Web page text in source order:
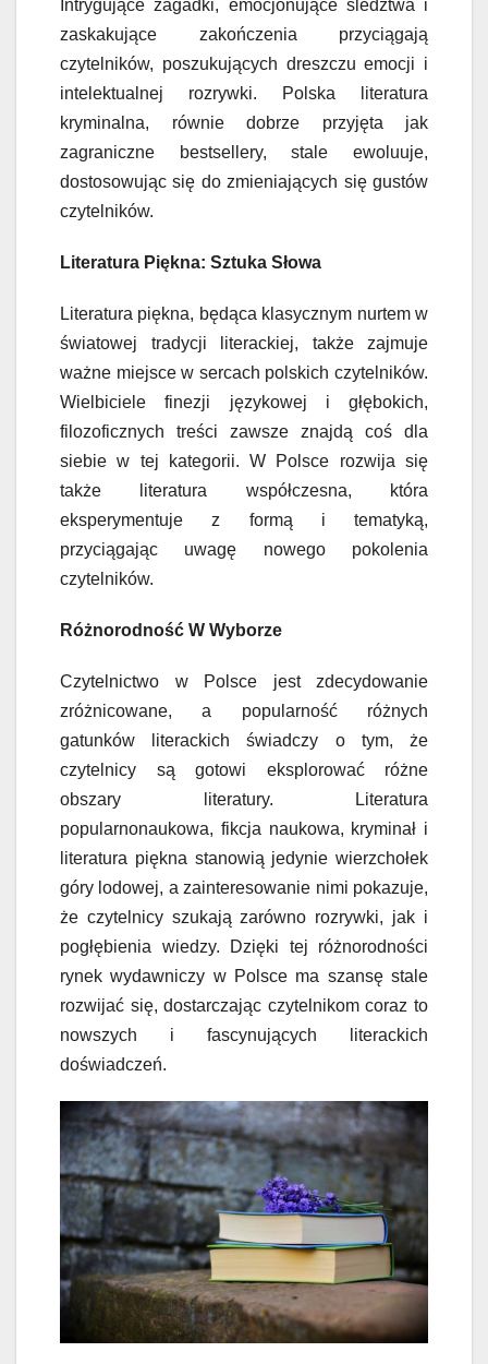
Intrygujące zagadki, emocjonujące śledztwa i
zaskakujące zakończenia przyciągają
czytelników, poszukujących dreszczu emocji i
intelektualnej rozrywki. Polska literatura
kryminalna, równie dobrze przyjęta jak
zagraniczne bestsellery, stale ewoluuje,
dostosowując się do zmieniających się gustów
czytelników.
Literatura Piękna: Sztuka Słowa
Literatura piękna, będąca klasycznym nurtem w
światowej tradycji literackiej, także zajmuje
ważne miejsce w sercach polskich czytelników.
Wielbiciele finezji językowej i głębokich,
filozoficznych treści zawsze znajdą coś dla
siebie w tej kategorii. W Polsce rozwija się
także literatura współczesna, która
eksperymentuje z formą i tematyką,
przyciągając uwagę nowego pokolenia
czytelników.
Różnorodność W Wyborze
Czytelnictwo w Polsce jest zdecydowanie
zróżnicowane, a popularność różnych
gatunków literackich świadczy o tym, że
czytelnicy są gotowi eksplorować różne
obszary literatury. Literatura
popularnonaukowa, fikcja naukowa, kryminał i
literatura piękna stanowią jedynie wierzchołek
góry lodowej, a zainteresowanie nimi pokazuje,
że czytelnicy szukają zarówno rozrywki, jak i
pogłębienia wiedzy. Dzięki tej różnorodności
rynek wydawniczy w Polsce ma szansę stale
rozwijać się, dostarczając czytelnikom coraz to
nowszych i fascynujących literackich
doświadczeń.